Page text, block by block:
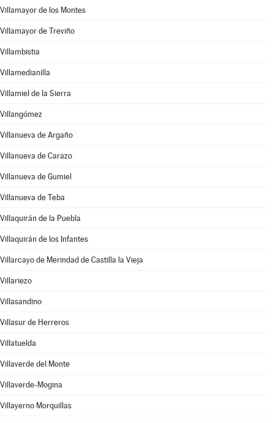
Villamayor de los Montes
Villamayor de Treviño
Villambistia
Villamedianilla
Villamiel de la Sierra
Villangómez
Villanueva de Argaño
Villanueva de Carazo
Villanueva de Gumiel
Villanueva de Teba
Villaquirán de la Puebla
Villaquirán de los Infantes
Villarcayo de Merindad de Castilla la Vieja
Villariezo
Villasandino
Villasur de Herreros
Villatuelda
Villaverde del Monte
Villaverde-Mogina
Villayerno Morquillas